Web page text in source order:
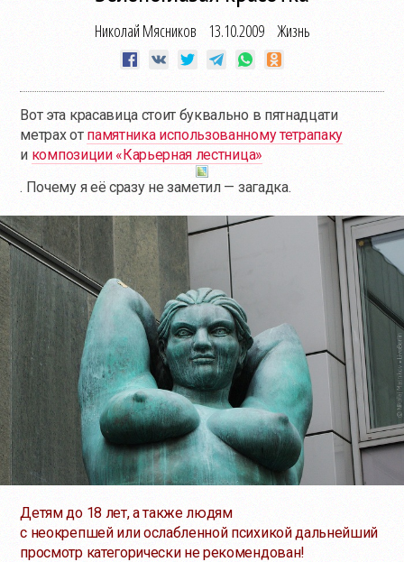
Николай Мясников 13.10.2009Жизнь
Вот эта красавица стоит буквально в пятнадцати
метрах от памятника использованному тетрапаку
и композиции «Карьерная лестница»
. Почему я её сразу не заметил — загадка.
Детям до 18 лет, а также людям
с неокрепшей или ослабленной психикой дальнейший
просмотр категорически не рекомендован!